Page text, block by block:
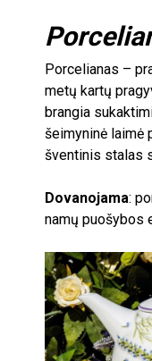
Porcelianas –
metų kartų
brangia
šeimyninė laimė
šventinis stalas
Dovanojama:
namų puošybos